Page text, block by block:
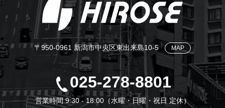
〒950-0961 新潟市中央区東出来島10-5 MAP
025-278-8801
営業時間 9:30 - 18:00（水曜・日曜・祝日 定休）